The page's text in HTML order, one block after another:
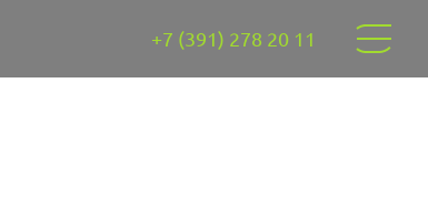
+7 (391) 278 20 11